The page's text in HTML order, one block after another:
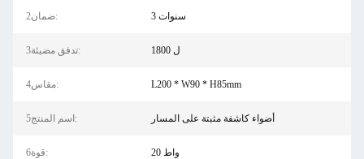
2ضمان: 3 سنوات
3تدفق مضيئة: 1800 ل
4مقاس: L200 * W90 * H85mm
5اسم المنتج: أضواء كاشفة مثبتة على المسار
6قوة: 20 واط